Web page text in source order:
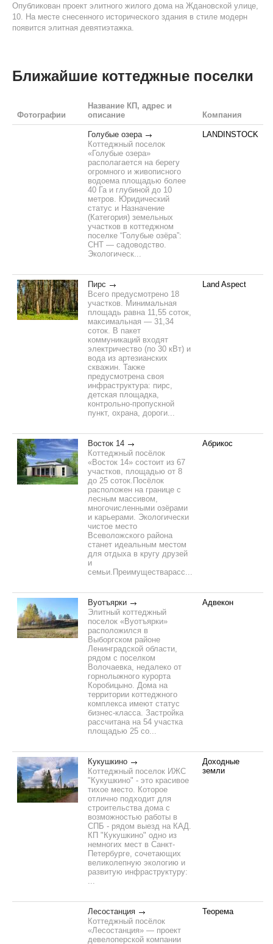
Опубликован проект элитного жилого дома на Ждановской улице,
10. На месте снесенного исторического здания в стиле модерн
появится элитная девятиэтажка.
Ближайшие коттеджные поселки
Фотографии
Название КП, адрес и
описание
Компания
Голубые озера
Коттеджный поселок
«Голубые озера»
располагается на берегу
огромного и живописного
водоема площадью более
40 Га и глубиной до 10
метров. Юридический
статус и Назначение
(Категория) земельных
участков в коттеджном
поселке “Голубые озёра”:
СНТ — садоводство.
Экологическ...
LANDINSTOCK
Пирс
Всего предусмотрено 18
участков. Минимальная
площадь равна 11,55 соток,
максимальная — 31,34
соток. В пакет
коммуникаций входят
электричество (по 30 кВт) и
вода из артезианских
скважин. Также
предусмотрена своя
инфраструктура: пирс,
детская площадка,
контрольно-пропускной
пункт, охрана, дороги...
Land Aspect
Восток 14
Коттеджный посёлок
«Восток 14» состоит из 67
участков, площадью от 8
до 25 соток.Посёлок
расположен на границе с
лесным массивом,
многочисленными озёрами
и карьерами. Экологически
чистое место
Всеволожского района
станет идеальным местом
для отдыха в кругу друзей
и
семьи.Преимуществарасс...
Абрикос
Вуотъярки
Элитный коттеджный
поселок «Вуотъярки»
расположился в
Выборгском районе
Ленинградской области,
рядом с поселком
Волочаевка, недалеко от
горнолыжного курорта
Коробицыно. Дома на
территории коттеджного
комплекса имеют статус
бизнес-класса. Застройка
рассчитана на 54 участка
площадью 25 со...
Адвекон
Кукушкино
Коттеджный поселок ИЖС
"Кукушкино" - это красивое
тихое место. Которое
отлично подходит для
строительства дома с
возможностью работы в
СПБ - рядом выезд на КАД.
КП "Кукушкино" одно из
немногих мест в Санкт-
Петербурге, сочетающих
великолепную экологию и
развитую инфраструктуру:
...
Доходные
земли
Лесостанция
Коттеджный посёлок
«Лесостанция» — проект
девелоперской компании
Теорема